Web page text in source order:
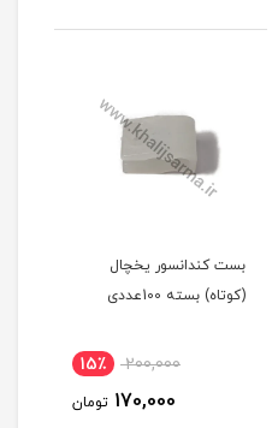
بست کندانسور یخچال
(کوتاه) بسته 100عددی
200,000 15٪
170,000 تومان